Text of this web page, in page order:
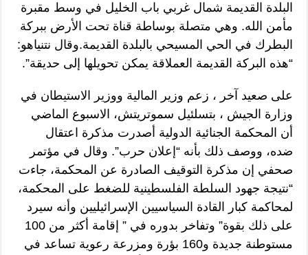
البلدة القديمة شمال غربي باب الخليل في وسط مقبرة
مأمن الله. وهي متصلة بوساطة قناة تحت الأرض ببركة
البطرك في الحي المسيحي بالبلدة القديمة.وقال نتنياهو:
“هذه البركة القديمة العملاقة يمكن تحويلها إلى حديقة”.
على صعيد آخر ، زعم وزير المالية ووزير الاستيطان في
وزارة الجيش ، بتسلئيل سموتريتش، الاسبوع الماضي
أن المحكمة الجنائية الدولية أصدرت مذكرة اعتقال
ضده، ووصف ذلك بأنه “إعلان حرب”. وقال في مؤتمر
صحفي إن مذكرة التوقيف الصادرة عن المحكمة، جاءت
“نتيجة جهود السلطة الفلسطينية للضغط على المحكمة،
لمحاكمة كبار القادة السياسيين الإسرائيليين وأنه سيرد
على ذلك بقوة” وتفاخر بدوره في ” إقامة أكثر من 100
مستوطنة جديدة و160 بؤرة ومزرعة رعوية تساعد في